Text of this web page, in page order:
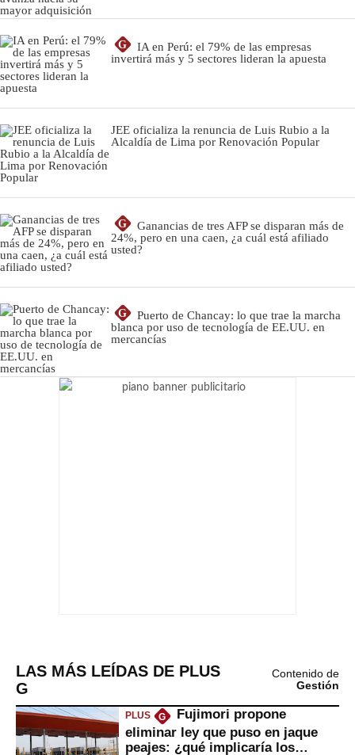
G
IA en Perú: el 79% de las empresas
invertirá más y 5 sectores lideran la apuesta
JEE oficializa la renuncia de Luis Rubio a la
Alcaldía de Lima por Renovación Popular
G
Ganancias de tres AFP se disparan más de
24%, pero en una caen, ¿a cuál está afiliado
usted?
G
Puerto de Chancay: lo que trae la marcha
blanca por uso de tecnología de EE.UU. en
mercancías
LAS MÁS LEÍDAS DE PLUS
G
Contenido de
Gestión
PLUS G
Fujimori propone
eliminar ley que puso en jaque
peajes: ¿qué implicaría los